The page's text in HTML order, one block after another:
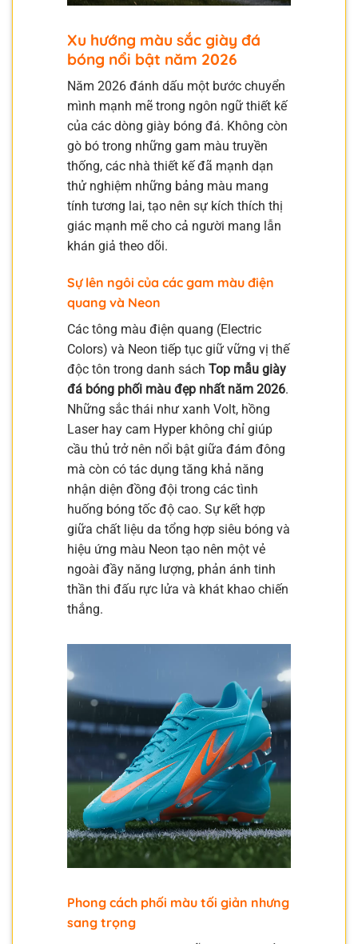
Xu hướng màu sắc giày đá
bóng nổi bật năm 2026
Năm 2026 đánh dấu một bước chuyển
mình mạnh mẽ trong ngôn ngữ thiết kế
của các dòng giày bóng đá. Không còn
gò bó trong những gam màu truyền
thống, các nhà thiết kế đã mạnh dạn
thử nghiệm những bảng màu mang
tính tương lai, tạo nên sự kích thích thị
giác mạnh mẽ cho cả người mang lẫn
khán giả theo dõi.
Sự lên ngôi của các gam màu điện
quang và Neon
Các tông màu điện quang (Electric
Colors) và Neon tiếp tục giữ vững vị thế
độc tôn trong danh sách Top mẫu giày
đá bóng phối màu đẹp nhất năm 2026.
Những sắc thái như xanh Volt, hồng
Laser hay cam Hyper không chỉ giúp
cầu thủ trở nên nổi bật giữa đám đông
mà còn có tác dụng tăng khả năng
nhận diện đồng đội trong các tình
huống bóng tốc độ cao. Sự kết hợp
giữa chất liệu da tổng hợp siêu bóng và
hiệu ứng màu Neon tạo nên một vẻ
ngoài đầy năng lượng, phản ánh tinh
thần thi đấu rực lửa và khát khao chiến
thắng.
Phong cách phối màu tối giản nhưng
sang trọng